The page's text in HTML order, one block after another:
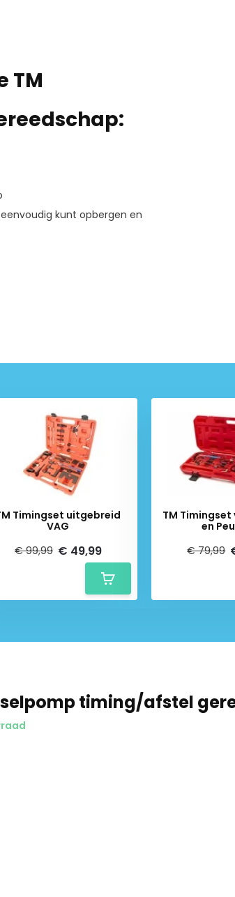
TM
kunt opbergen en
Timingset uitgebreid
VAG
€ 99,99 € 49,99
TM
en
€ 79,99
timing/afstel
Schrijf je in voor onze